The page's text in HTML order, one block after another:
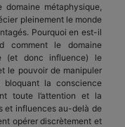
métaphysique,
pleinement le monde
Pourquoi en est-il
comment le domaine
(et donc influence) le
le pouvoir de manipuler
la conscience
toute l’attention et la
et influences au-delà de
opérer discrètement et